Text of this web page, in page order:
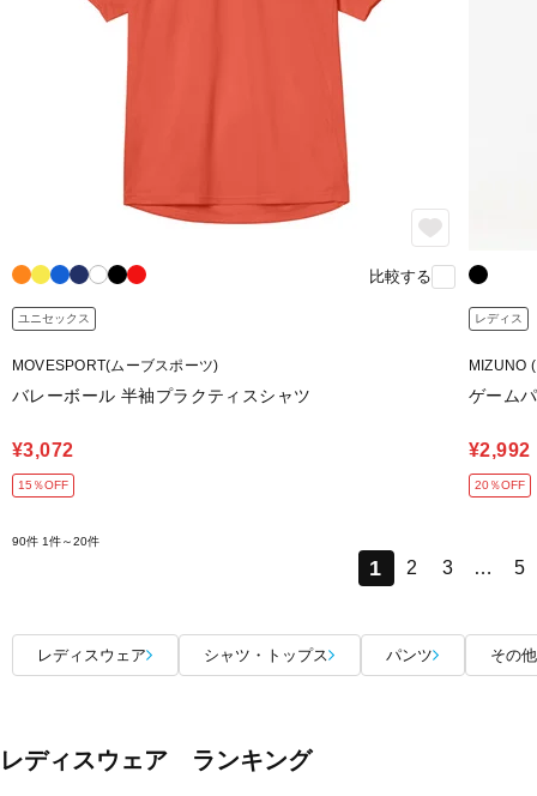
比較する
ユニセックス
MOVESPORT(ムーブスポーツ)
バレーボール 半袖プラクティスシャツ
¥3,072
15％OFF
レディス
MIZUNO
ゲーム
¥2,992
20％OFF
90件 1件～20件
1 2 3 … 5
レディスウェア シャツ・トップス パンツ その
レディスウェア ランキング